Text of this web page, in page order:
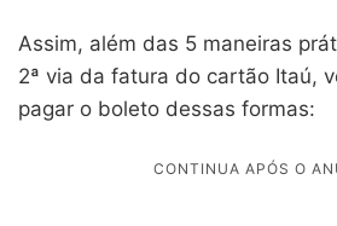
Assim, além das 5 maneiras
2ª via da fatura do cartão Itaú,
pagar o boleto dessas formas: